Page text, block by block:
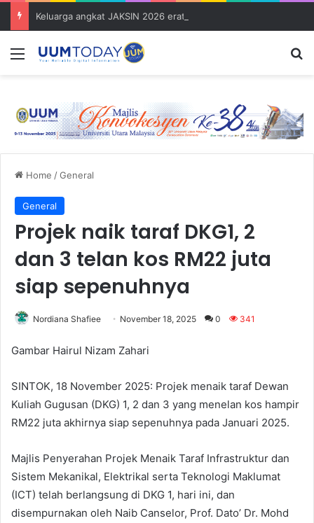
Menu
Home /General
General
Projek naik taraf DKG1, 2
dan 3 telan kos RM22 juta
siap sepenuhnya
Nordiana Shafiee November 18, 2025 0 341
Gambar Hairul Nizam Zahari
SINTOK, 18 November 2025: Projek menaik taraf Dewan
Kuliah Gugusan (DKG) 1, 2 dan 3 yang menelan kos hampir
RM22 juta akhirnya siap sepenuhnya pada Januari 2025.
Majlis Penyerahan Projek Menaik Taraf Infrastruktur dan
Sistem Mekanikal, Elektrikal serta Teknologi Maklumat
(ICT) telah berlangsung di DKG 1, hari ini, dan
disempurnakan oleh Naib Canselor, Prof. Dato’ Dr. Mohd